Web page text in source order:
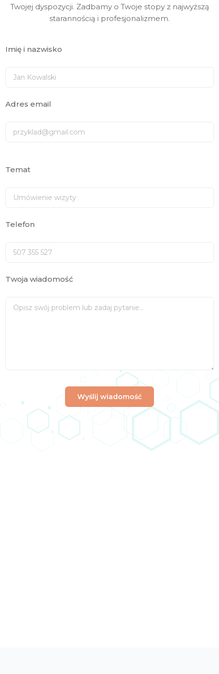
Twojej dyspozycji. Zadbamy o Twoje stopy z najwyższą
starannością i profesjonalizmem.
Imię i nazwisko
Adres email
Temat
Telefon
Twoja wiadomość
Wyślij wiadomość